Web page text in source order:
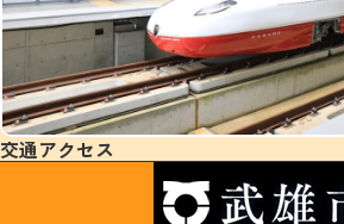
交通アクセス